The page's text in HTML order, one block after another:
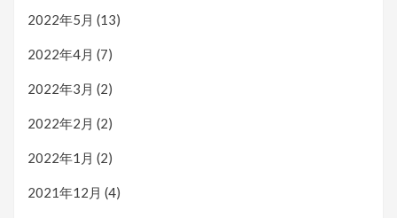
2022年5月 (13)
2022年4月 (7)
2022年3月 (2)
2022年2月 (2)
2022年1月 (2)
2021年12月 (4)